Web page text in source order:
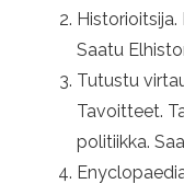
Historioitsija.
Saatu
Tutustu
Tavoitteet.
politiikka.